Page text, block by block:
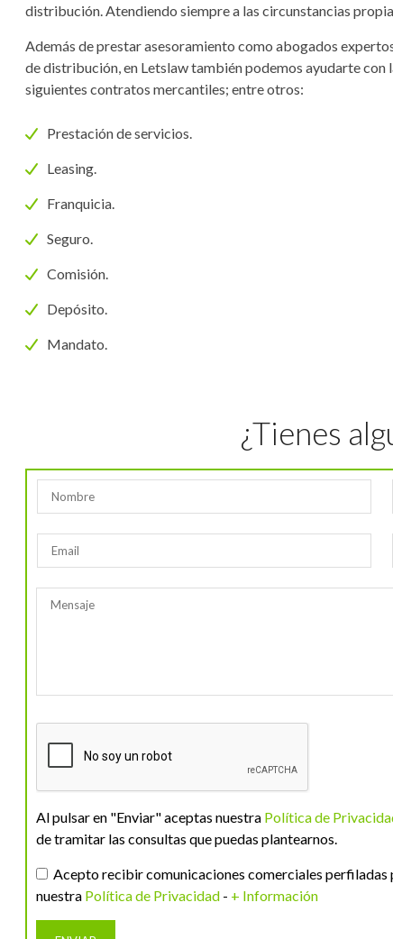
distribución. Atendiendo siempre a las circunstancias
Además de prestar asesoramiento como abogados
de distribución, en Letslaw también podemos ayudarte con
siguientes contratos mercantiles; entre otros:
Prestación de servicios.
Leasing.
Franquicia.
Seguro.
Comisión.
Depósito.
Mandato.
¿Tienes
Al pulsar en "Enviar" aceptas nuestra Política de
de tramitar las consultas que puedas plantearnos.
Acepto recibir comunicaciones comerciales perfiladas
nuestra Política de Privacidad - + Información